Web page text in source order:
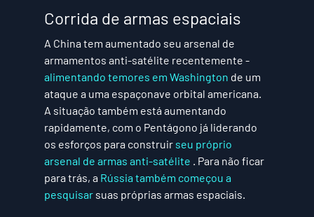
Corrida de armas espaciais
A China tem aumentado seu arsenal de
armamentos anti-satélite recentemente -
alimentando temores em Washington de um
ataque a uma espaçonave orbital americana.
A situação também está aumentando
rapidamente, com o Pentágono já liderando
os esforços para construir seu próprio
arsenal de armas anti-satélite . Para não ficar
para trás, a Rússia também começou a
pesquisar suas próprias armas espaciais.